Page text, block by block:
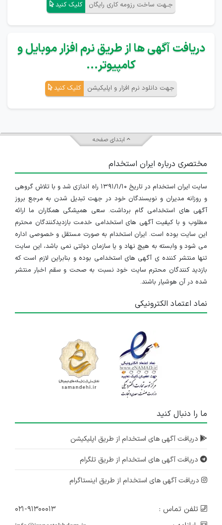
جـهت ساخت رزومه کاری رایگان کلیک کنید
دریافت آگهی ها از طریق نرم افزار موبایل و
کامپیوتر...
جهت دانلود نرم افزار و اپلیکیشن کلیک کنید
ابتدای صفحه
مختصری درباره ایران استخدام
سایت ایران استخدام در تاریخ ۱۳۹۱/۱/۱۰ راه اندازی شد و با تلاش گروهی
و روزانه مدیران و نویسندگان خود در جهت تبدیل شدن به مرجع بروز
آگهی های استخدامی گام برداشت. سعی همیشگی همکاران ما ارائه
مطلوب و با کیفیت آگهی های استخدامی خدمت بازدیدکنندگان محترم
این سایت بوده است. ایران استخدام به صورت مستقل و خصوصی اداره
می شود و وابسته به هیچ نهاد و یا سازمان دولتی نمی باشد، این سایت
تنها منتشر کننده ی آگهی های استخدامی بوده و بنابراین لازم است که
بازدید کنندگان محترم سایت خود نسبت به صحت و سقم اخبار منتشر
شده در آن هوشیار باشند.
نماد اعتماد الکترونیکی
ما را دنبال کنید
دریافت آگهی های استخدام از طریق اپلیکیشن
دریافت آگهی های استخدام از طریق تلگرام
دریافت آگهی های استخدام از طریق اینستاگرام
تلفن تماس :
۰۲۱-۹۱۳۰۰۰۱۳